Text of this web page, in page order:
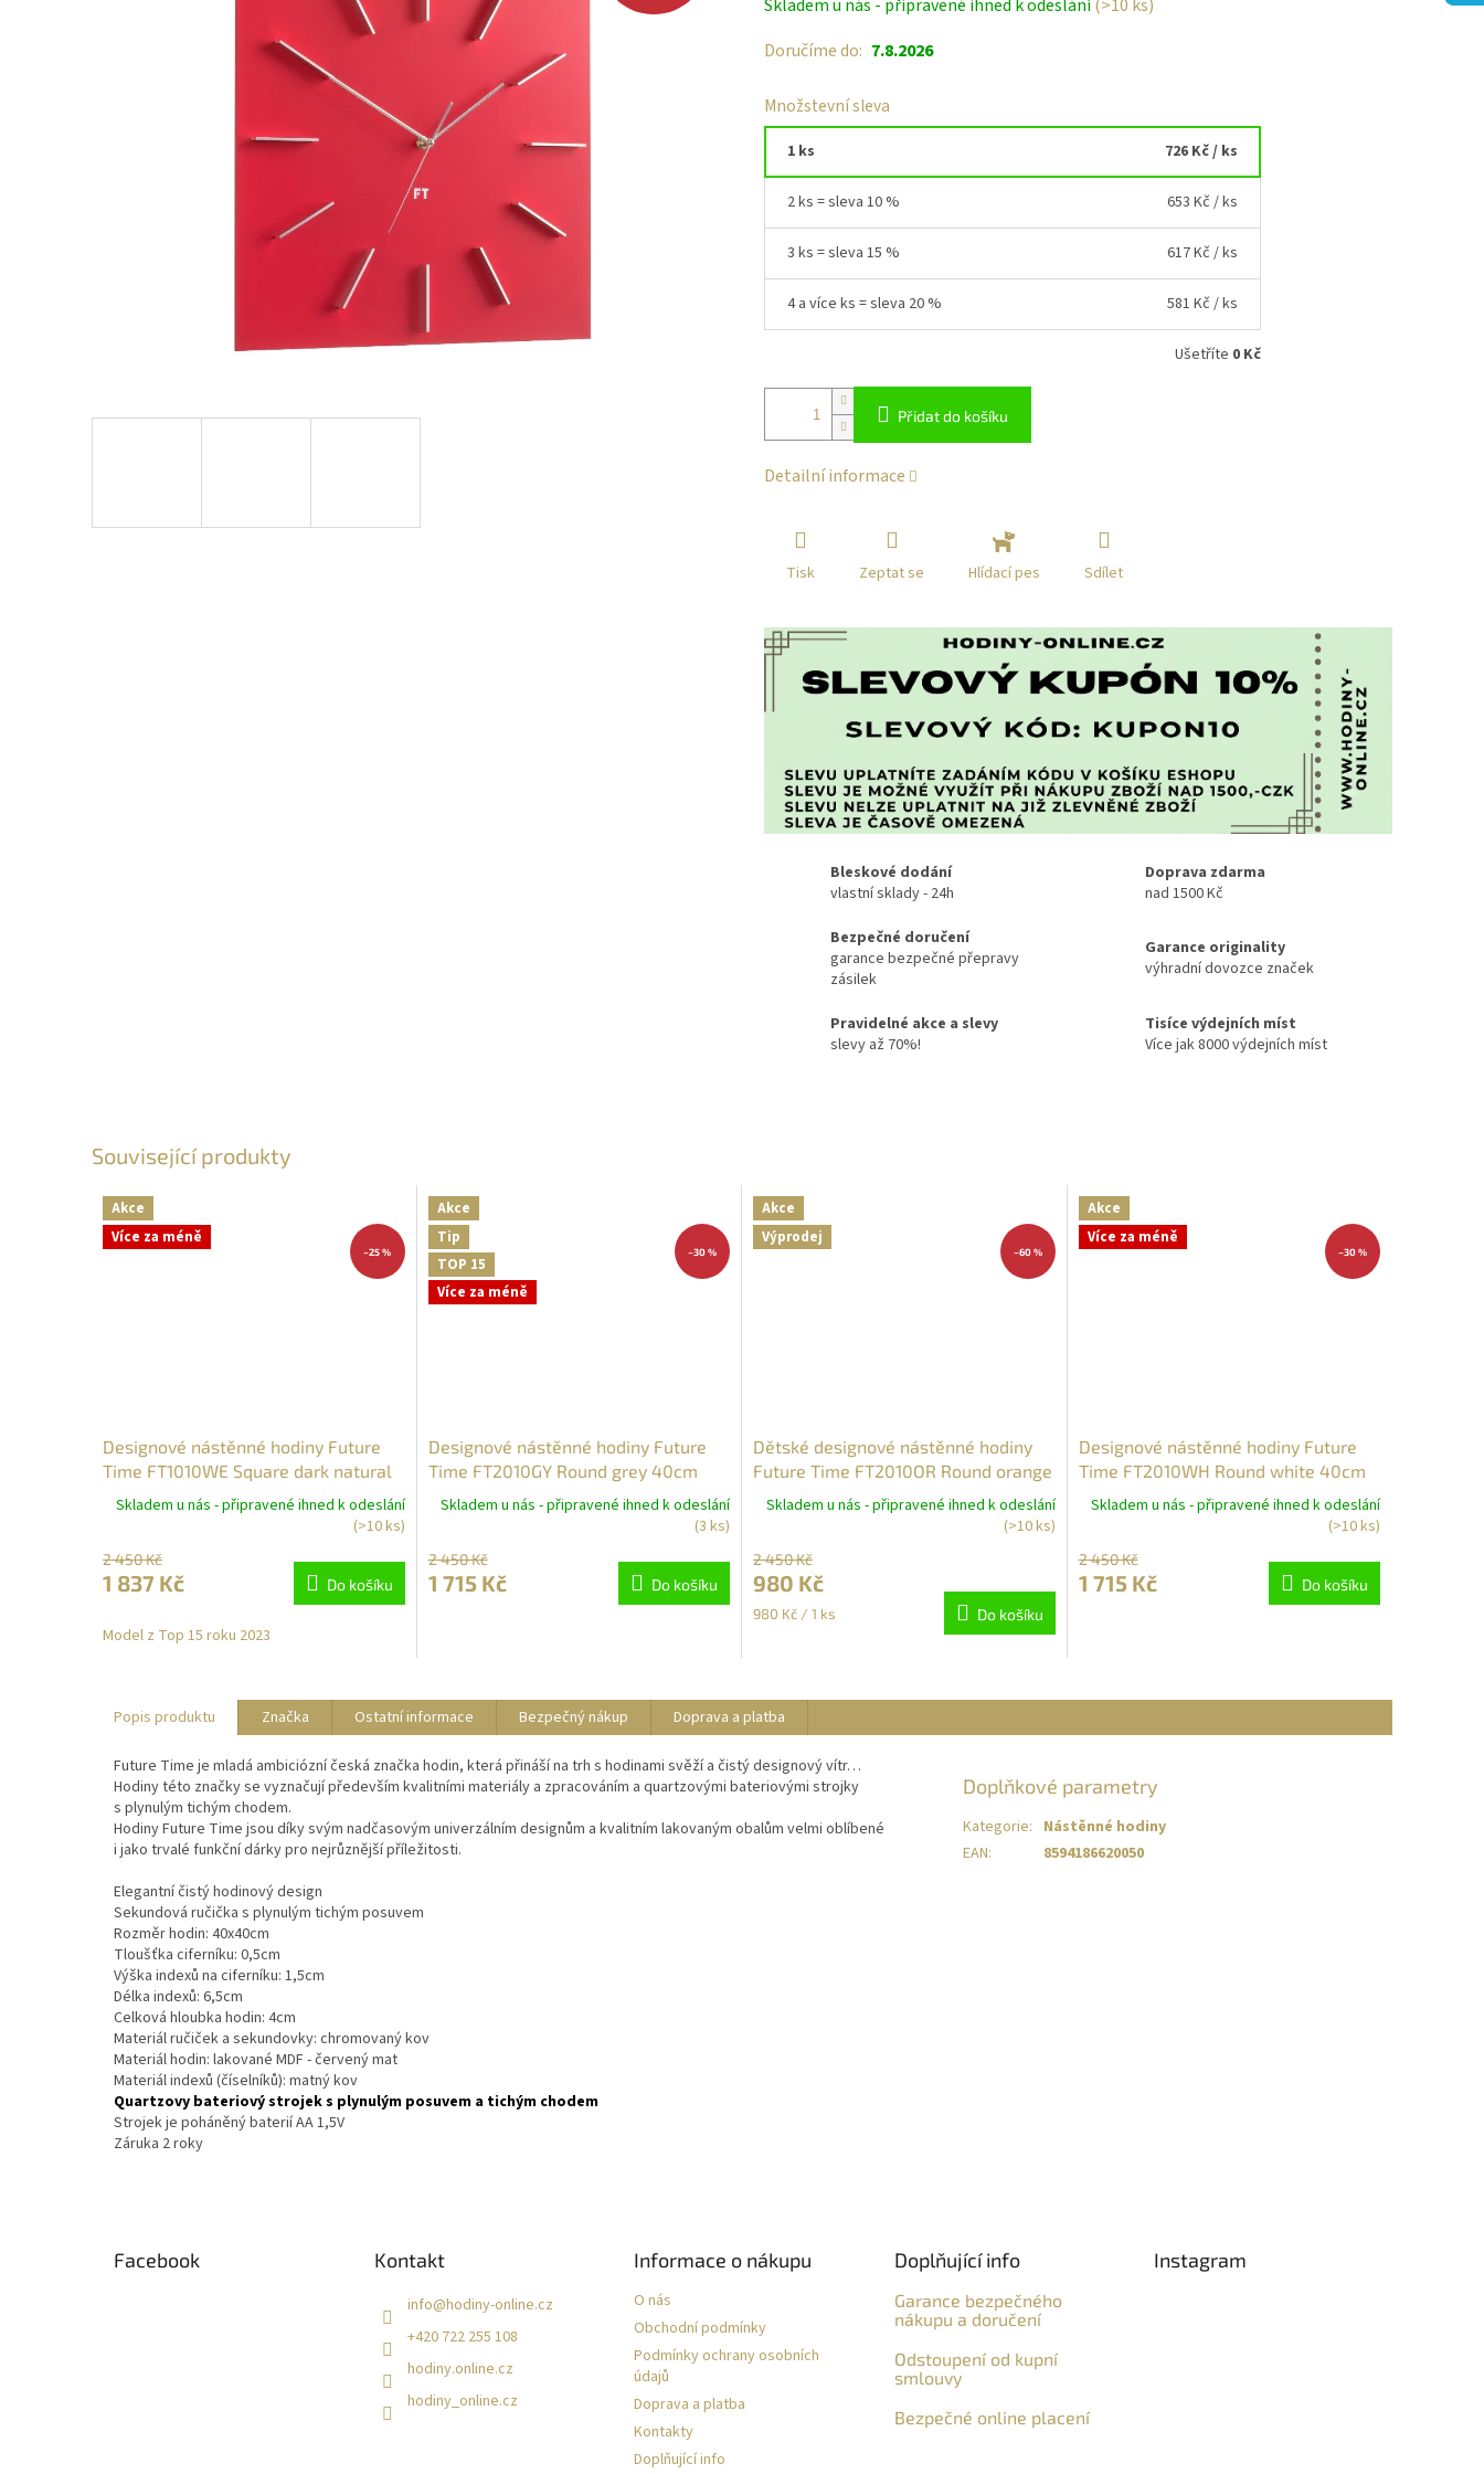
cena:
Skladem u nás - připravené ihned k odeslání(>10 ks)
Doručíme do: 7.8.2026
Množstevní sleva
1 ks 726 Kč/ ks
2 ks = sleva 10 % 653 Kč / ks
3 ks = sleva 15 % 617 Kč / ks
4 a více ks = sleva 20 % 581 Kč / ks
Ušetříte 0 Kč
Přidat do košíku
Detailní informace
Tisk Zeptat se Hlídací pes Sdílet
Bleskové dodání
vlastní sklady - 24h
Doprava zdarma
nad 1500 Kč
Bezpečné doručení
garance bezpečné přepravy
zásilek
Garance originality
výhradní dovozce značek
Pravidelné akce a slevy
slevy až 70%!
Tisíce výdejních míst
Více jak 8000 výdejních míst
Související produkty
Akce
Více za méně
–25 %
Designové nástěnné hodiny Future
Time FT1010WE Square dark natural
brown 40cm
Skladem u nás - připravené ihned k odeslání
(>10 ks)
2 450 Kč
1 837 Kč Do košíku
Model z Top 15 roku 2023
Akce
Tip
TOP 15
Více za méně
–30 %
Designové nástěnné hodiny Future
Time FT2010GY Round grey 40cm
Skladem u nás - připravené ihned k odeslání
(3 ks)
2 450 Kč
1 715 Kč Do košíku
Akce
Výprodej
–60 %
Dětské designové nástěnné hodiny
Future Time FT2010OR Round orange
40cm
Skladem u nás - připravené ihned k odeslání
(>10 ks)
2 450 Kč
980 Kč
Měrná
980 Kč / 1 ks Do košíku
Akce
Více za méně
–30 %
Designové nástěnné hodiny Future
Time FT2010WH Round white 40cm
Skladem u nás - připravené ihned k odeslání
(>10 ks)
2 450 Kč
1 715 Kč Do košíku
Popis produktu Značka Ostatní informace Bezpečný nákup Doprava a platba
Future Time je mladá ambiciózní česká značka hodin, která přináší na trh s hodinami svěží a čistý designový vítr…
Hodiny této značky se vyznačují především kvalitními materiály a zpracováním a quartzovými bateriovými strojky
s plynulým tichým chodem.
Hodiny Future Time jsou díky svým nadčasovým univerzálním designům a kvalitním lakovaným obalům velmi oblíbené
i jako trvalé funkční dárky pro nejrůznější příležitosti.
Elegantní čistý hodinový design
Sekundová ručička s plynulým tichým posuvem
Rozměr hodin: 40x40cm
Tloušťka ciferníku: 0,5cm
Výška indexů na ciferníku: 1,5cm
Délka indexů: 6,5cm
Celková hloubka hodin: 4cm
Materiál ručiček a sekundovky: chromovaný kov
Materiál hodin: lakované MDF - červený mat
Materiál indexů (číselníků): matný kov
Quartzovy bateriový strojek s plynulým posuvem a tichým chodem
Strojek je poháněný baterií AA 1,5V
Záruka 2 roky
Doplňkové parametry
Kategorie: Nástěnné hodiny
EAN: 8594186620050
Facebook Kontakt
info@hodiny-online.cz
+420 722 255 108
hodiny.online.cz
hodiny_online.cz
Informace o nákupu
O nás
Obchodní podmínky
Podmínky ochrany osobních
údajů
Doprava a platba
Kontakty
Doplňující info
Doplňující info
Garance bezpečného
nákupu a doručení
Odstoupení od kupní
smlouvy
Bezpečné online placení
Instagram